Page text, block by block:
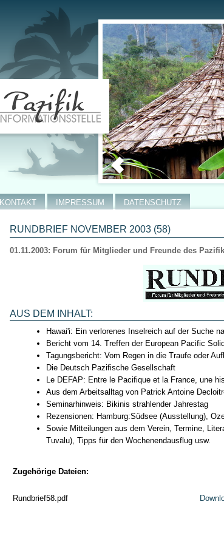
RUNDBRIEF NOVEMBER 2003 (58)
01.11.2003: Forum für Mitglieder und Freunde des
AUS DEM INHALT:
Hawai'i: Ein verlorenes Inselreich auf der Suche
Bericht vom 14. Treffen der European Pacific
Tagungsbericht: Vom Regen in die Traufe oder
Die Deutsch Pazifische Gesellschaft
Le DEFAP: Entre le Pacifique et la France, une
Aus dem Arbeitsalltag von Patrick Antoine
Seminarhinweis: Bikinis strahlender Jahrestag
Rezensionen: Hamburg:Südsee (Ausstellung),
Sowie Mitteilungen aus dem Verein, Termine,
Tuvalu), Tipps für den Wochenendausflug usw.
Zugehörige Dateien:
Rundbrief58.pdf
KONTAKT IMPRESSUM DATENSCHUTZ